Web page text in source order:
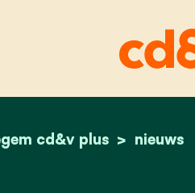
homecd&v plus nieuws
cd&v wordt cd&v plus